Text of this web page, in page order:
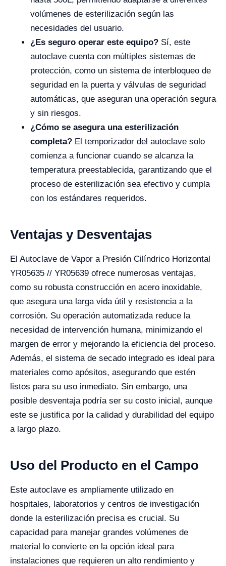
volúmenes de esterilización según las
necesidades del usuario.
¿Es seguro operar este equipo? Sí, este
autoclave cuenta con múltiples sistemas de
protección, como un sistema de interbloqueo de
seguridad en la puerta y válvulas de seguridad
automáticas, que aseguran una operación segura
y sin riesgos.
¿Cómo se asegura una esterilización
completa? El temporizador del autoclave solo
comienza a funcionar cuando se alcanza la
temperatura preestablecida, garantizando que el
proceso de esterilización sea efectivo y cumpla
con los estándares requeridos.
Ventajas y Desventajas
El Autoclave de Vapor a Presión Cilíndrico Horizontal
YR05635 // YR05639 ofrece numerosas ventajas,
como su robusta construcción en acero inoxidable,
que asegura una larga vida útil y resistencia a la
corrosión. Su operación automatizada reduce la
necesidad de intervención humana, minimizando el
margen de error y mejorando la eficiencia del proceso.
Además, el sistema de secado integrado es ideal para
materiales como apósitos, asegurando que estén
listos para su uso inmediato. Sin embargo, una
posible desventaja podría ser su costo inicial, aunque
este se justifica por la calidad y durabilidad del equipo
a largo plazo.
Uso del Producto en el Campo
Este autoclave es ampliamente utilizado en
hospitales, laboratorios y centros de investigación
donde la esterilización precisa es crucial. Su
capacidad para manejar grandes volúmenes de
material lo convierte en la opción ideal para
instalaciones que requieren un alto rendimiento y